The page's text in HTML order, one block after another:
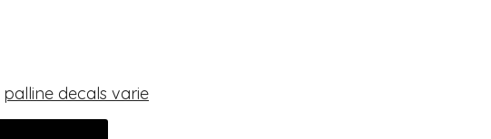
palline decals varie